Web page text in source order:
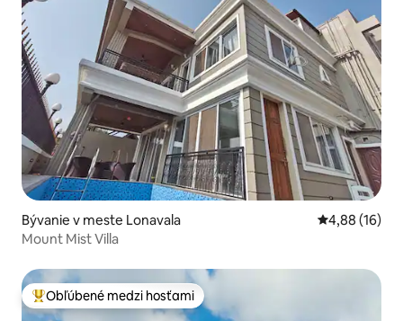
Bývanie v meste Lonavala Priemerné
4,88 (16)
Mount Mist Villa
Najobľúbenejšie medzi hosťami
Obľúbené medzi hosťami